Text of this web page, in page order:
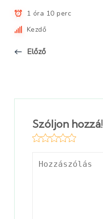
1 óra 10 perc
Kezdő
Előző
Szóljon hozzá!